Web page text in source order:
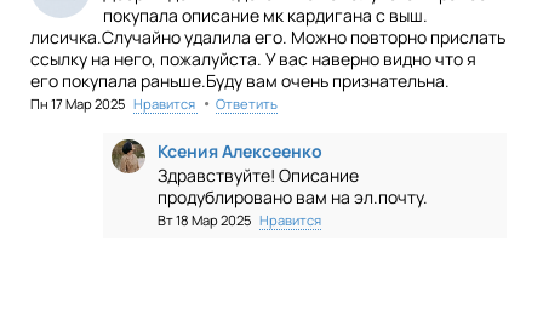
покупала описание мк кардигана с выш.
лисичка.Случайно удалила его. Можно повторно прислать
ссылку на него, пожалуйста. У вас наверно видно что я
его покупала раньше.Буду вам очень признательна.
Пн 17 Мар 2025 Нравится • Ответить
Ксения Алексеенко
Здравствуйте! Описание
продублировано вам на эл.почту.
Вт 18 Мар 2025 Нравится